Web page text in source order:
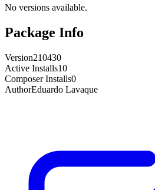
No versions available.
Package Info
Version210430
Active Installs10
Composer Installs0
AuthorEduardo Lavaque